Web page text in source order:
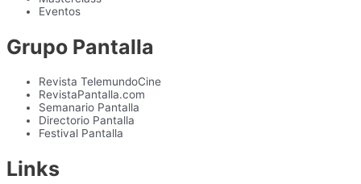
Eventos
Grupo Pantalla
Revista TelemundoCine
RevistaPantalla.com
Semanario Pantalla
Directorio Pantalla
Festival Pantalla
Links